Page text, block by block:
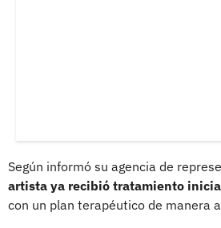
Según informó su agencia de
artista ya recibió tratamiento
con un plan terapéutico de manera